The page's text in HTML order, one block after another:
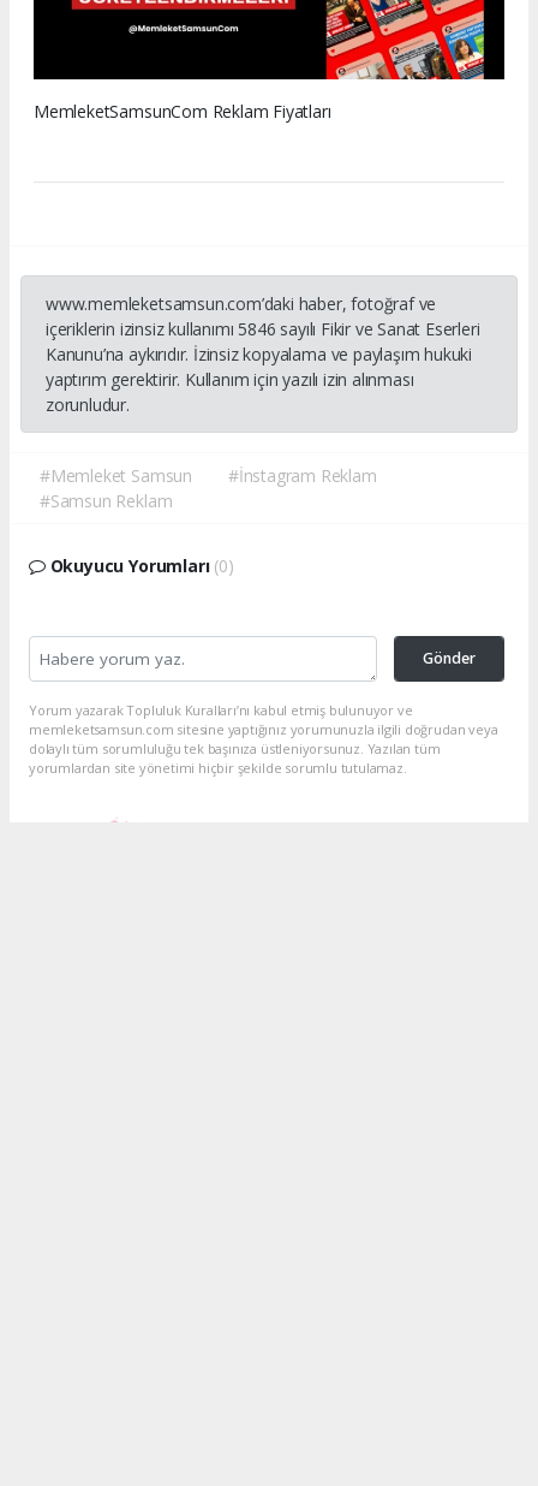
MemleketSamsunCom Reklam Fiyatları
www.memleketsamsun.com’daki haber, fotoğraf ve
içeriklerin izinsiz kullanımı 5846 sayılı Fikir ve Sanat Eserleri
Kanunu’na aykırıdır. İzinsiz kopyalama ve paylaşım hukuki
yaptırım gerektirir. Kullanım için yazılı izin alınması
zorunludur.
#Memleket Samsun
#İnstagram Reklam
#Samsun Reklam
Okuyucu Yorumları (0)
Gönder
Yorum yazarak Topluluk Kuralları’nı kabul etmiş bulunuyor ve
memleketsamsun.com sitesine yaptığınız yorumunuzla ilgili doğrudan veya
dolaylı tüm sorumluluğu tek başınıza üstleniyorsunuz. Yazılan tüm
yorumlardan site yönetimi hiçbir şekilde sorumlu tutulamaz.